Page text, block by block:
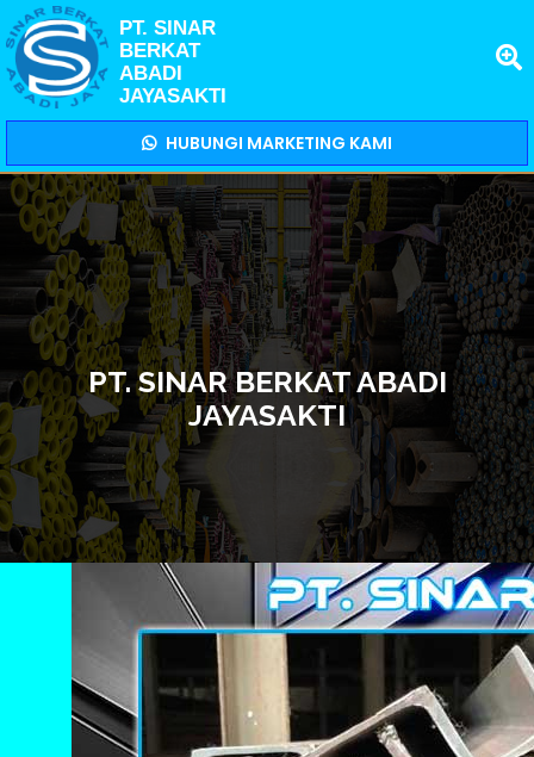
PT. SINAR
BERKAT
ABADI
JAYASAKTI
HUBUNGI MARKETING KAMI
PT. SINAR BERKAT ABADI
JAYASAKTI